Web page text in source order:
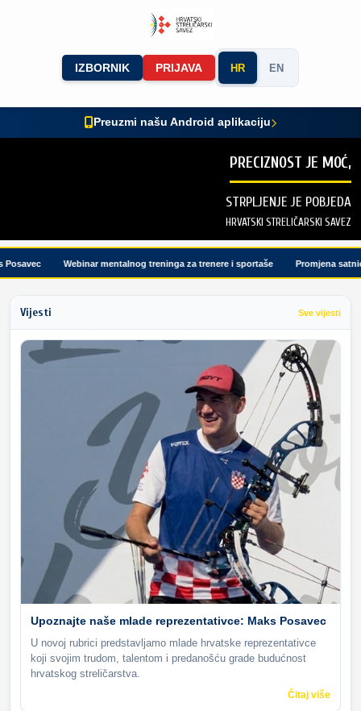
IZBORNIK PRIJAVA HR EN
Preuzmi našu Android aplikaciju
PRECIZNOST JE MOĆ,
STRPLJENJE JE POBJEDA
HRVATSKI STRELIČARSKI SAVEZ
Webinar mentalnog treninga za trenere i sportaše Promjena
Vijesti Sve vijesti
Upoznajte naše mlade reprezentativce: Maks Posavec
U novoj rubrici predstavljamo mlade hrvatske reprezentativce
koji svojim trudom, talentom i predanošću grade budućnost
hrvatskog streličarstva.
Čitaj više